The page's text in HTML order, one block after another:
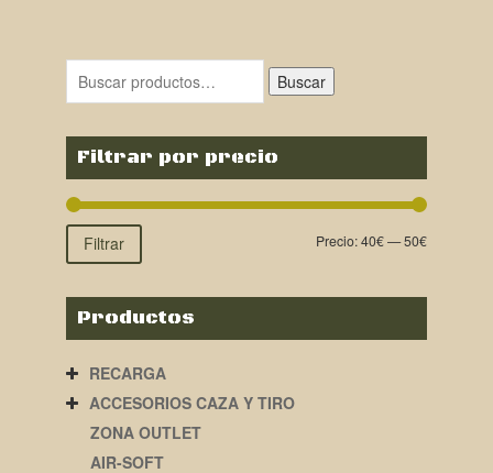
era:
69,90€.
es:
49,00€.
Buscar
Filtrar por precio
Filtrar Precio:40€—50€
Productos
RECARGA
ACCESORIOS CAZA Y TIRO
ZONA OUTLET
AIR-SOFT